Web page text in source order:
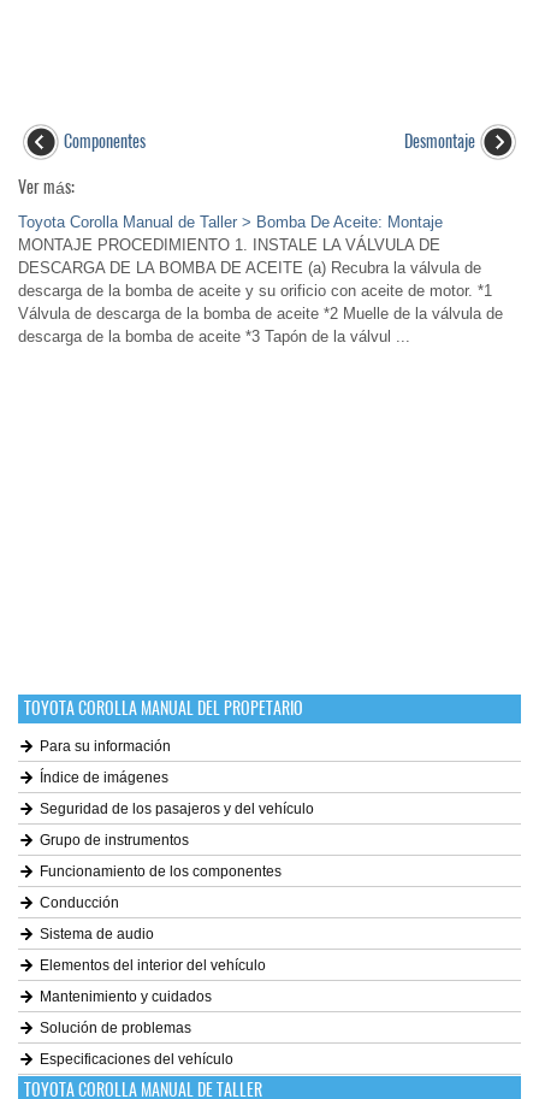
Componentes
Desmontaje
Ver más:
Toyota Corolla Manual de Taller > Bomba De Aceite: Montaje
MONTAJE PROCEDIMIENTO 1. INSTALE LA VÁLVULA DE
DESCARGA DE LA BOMBA DE ACEITE (a) Recubra la válvula de
descarga de la bomba de aceite y su orificio con aceite de motor. *1
Válvula de descarga de la bomba de aceite *2 Muelle de la válvula de
descarga de la bomba de aceite *3 Tapón de la válvul ...
TOYOTA COROLLA MANUAL DEL PROPETARIO
Para su información
Índice de imágenes
Seguridad de los pasajeros y del vehículo
Grupo de instrumentos
Funcionamiento de los componentes
Conducción
Sistema de audio
Elementos del interior del vehículo
Mantenimiento y cuidados
Solución de problemas
Especificaciones del vehículo
TOYOTA COROLLA MANUAL DE TALLER